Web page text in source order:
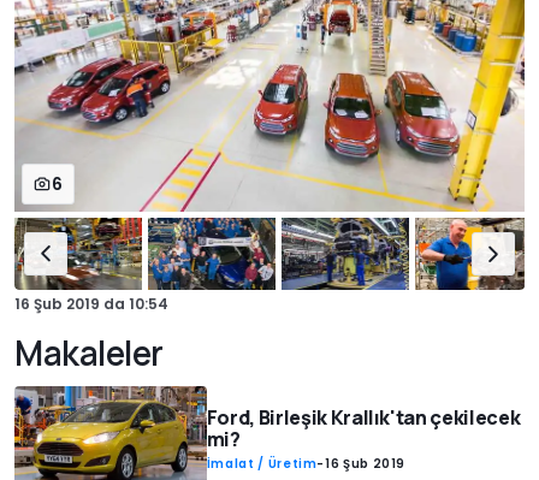
6
16 Şub 2019 da 10:54
Makaleler
Ford, Birleşik Krallık'tan çekilecek
mi?
İmalat / Üretim-16 Şub 2019